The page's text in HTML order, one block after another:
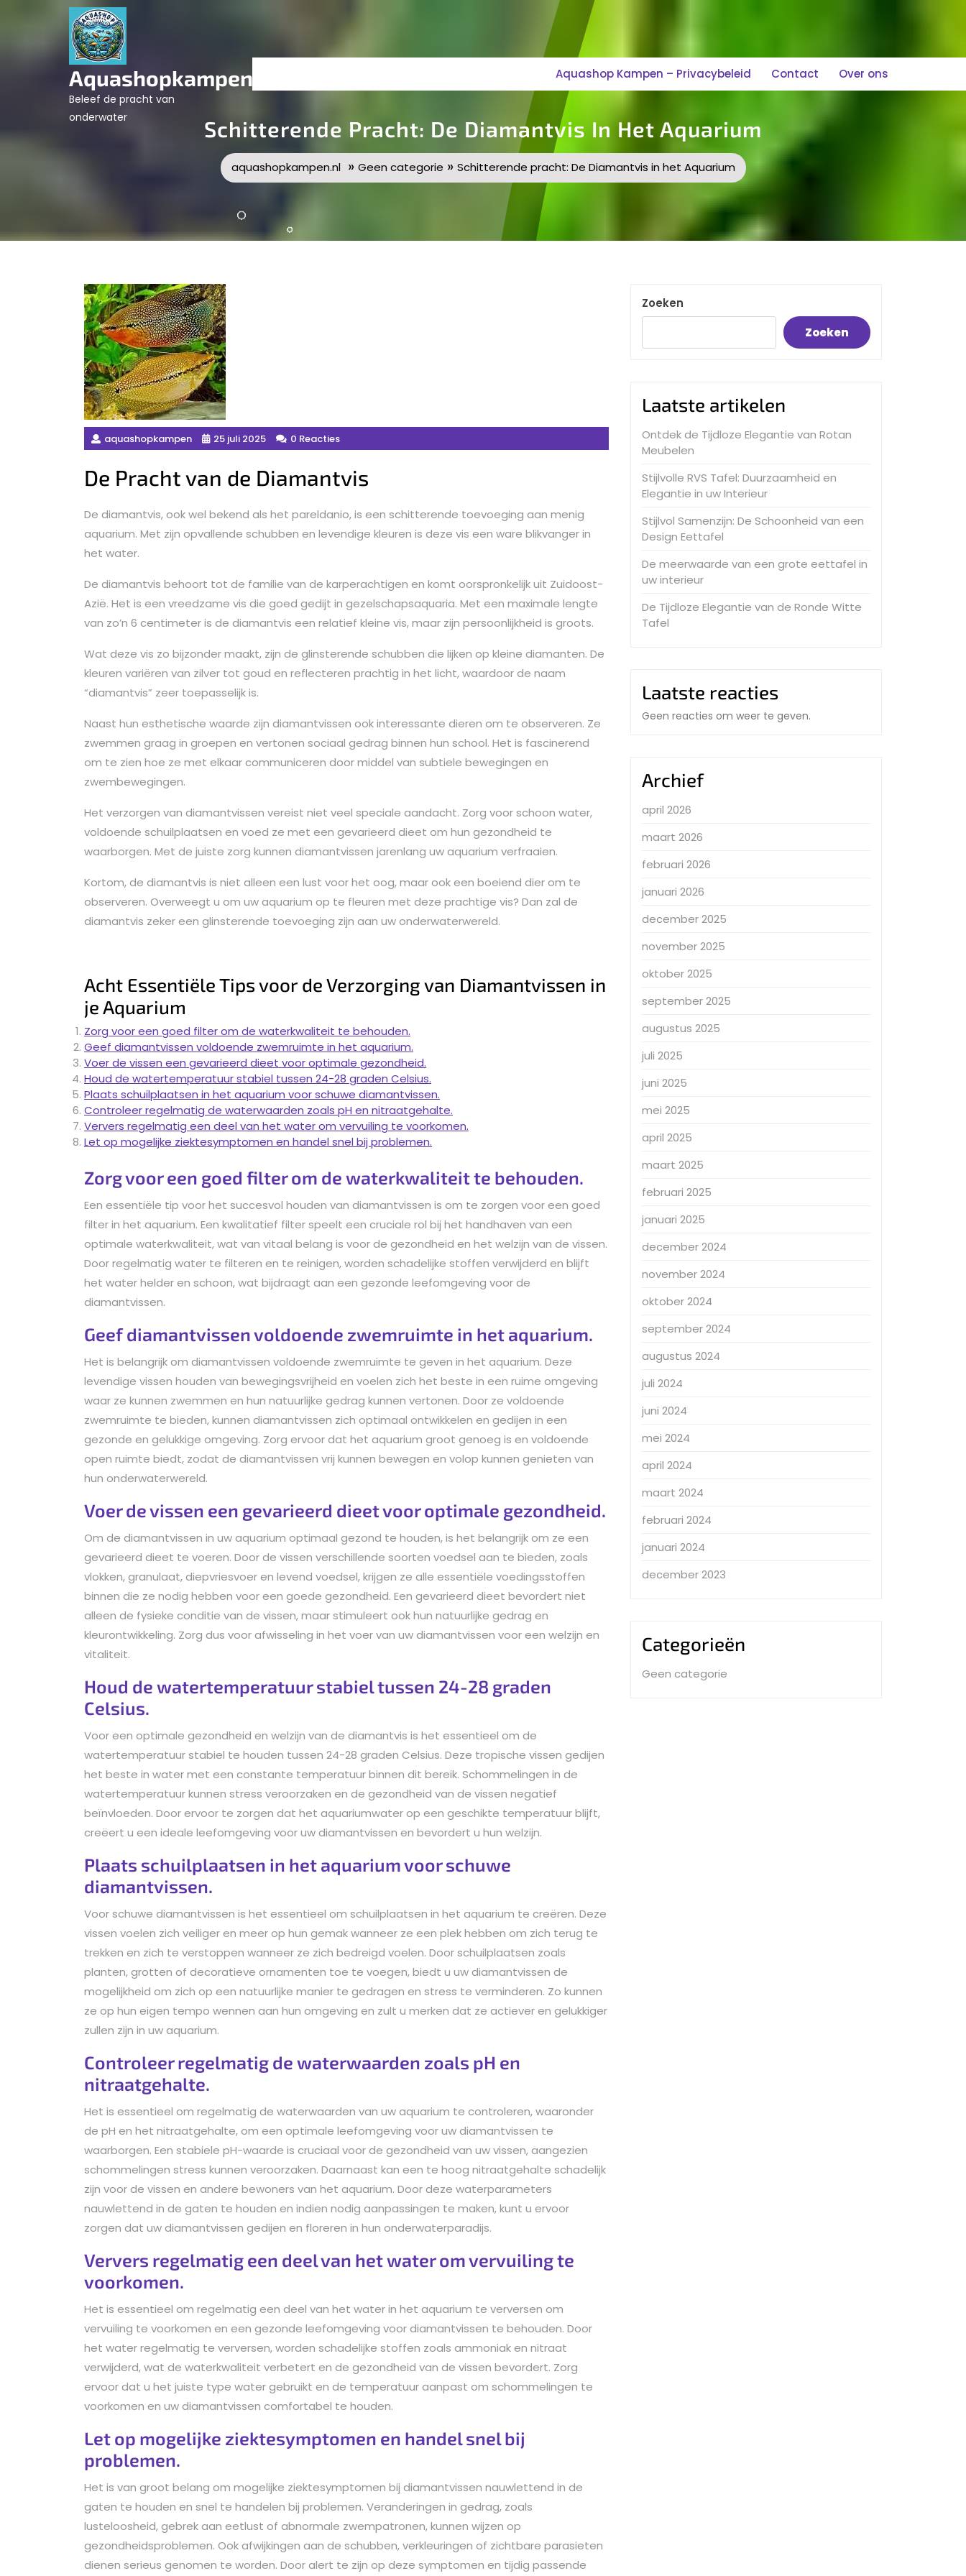
Aquashopkampen.nl
Beleef de pracht van
onderwater
Aquashop Kampen – Privacybeleid Contact Over ons
Schitterende Pracht: De Diamantvis In Het Aquarium
aquashopkampen.nl» Geen categorie » Schitterende pracht: De Diamantvis in het Aquarium
aquashopkampen 25 juli 2025 0 Reacties
De Pracht van de Diamantvis
De diamantvis, ook wel bekend als het pareldanio, is een schitterende toevoeging aan menig
aquarium. Met zijn opvallende schubben en levendige kleuren is deze vis een ware blikvanger in
het water.
De diamantvis behoort tot de familie van de karperachtigen en komt oorspronkelijk uit Zuidoost-
Azië. Het is een vreedzame vis die goed gedijt in gezelschapsaquaria. Met een maximale lengte
van zo’n 6 centimeter is de diamantvis een relatief kleine vis, maar zijn persoonlijkheid is groots.
Wat deze vis zo bijzonder maakt, zijn de glinsterende schubben die lijken op kleine diamanten. De
kleuren variëren van zilver tot goud en reflecteren prachtig in het licht, waardoor de naam
“diamantvis” zeer toepasselijk is.
Naast hun esthetische waarde zijn diamantvissen ook interessante dieren om te observeren. Ze
zwemmen graag in groepen en vertonen sociaal gedrag binnen hun school. Het is fascinerend
om te zien hoe ze met elkaar communiceren door middel van subtiele bewegingen en
zwembewegingen.
Het verzorgen van diamantvissen vereist niet veel speciale aandacht. Zorg voor schoon water,
voldoende schuilplaatsen en voed ze met een gevarieerd dieet om hun gezondheid te
waarborgen. Met de juiste zorg kunnen diamantvissen jarenlang uw aquarium verfraaien.
Kortom, de diamantvis is niet alleen een lust voor het oog, maar ook een boeiend dier om te
observeren. Overweegt u om uw aquarium op te fleuren met deze prachtige vis? Dan zal de
diamantvis zeker een glinsterende toevoeging zijn aan uw onderwaterwereld.
Acht Essentiële Tips voor de Verzorging van Diamantvissen in
je Aquarium
Zorg voor een goed filter om de waterkwaliteit te behouden.
Geef diamantvissen voldoende zwemruimte in het aquarium.
Voer de vissen een gevarieerd dieet voor optimale gezondheid.
Houd de watertemperatuur stabiel tussen 24-28 graden Celsius.
Plaats schuilplaatsen in het aquarium voor schuwe diamantvissen.
Controleer regelmatig de waterwaarden zoals pH en nitraatgehalte.
Ververs regelmatig een deel van het water om vervuiling te voorkomen.
Let op mogelijke ziektesymptomen en handel snel bij problemen.
Zorg voor een goed filter om de waterkwaliteit te behouden.
Een essentiële tip voor het succesvol houden van diamantvissen is om te zorgen voor een goed
filter in het aquarium. Een kwalitatief filter speelt een cruciale rol bij het handhaven van een
optimale waterkwaliteit, wat van vitaal belang is voor de gezondheid en het welzijn van de vissen.
Door regelmatig water te filteren en te reinigen, worden schadelijke stoffen verwijderd en blijft
het water helder en schoon, wat bijdraagt aan een gezonde leefomgeving voor de
diamantvissen.
Geef diamantvissen voldoende zwemruimte in het aquarium.
Het is belangrijk om diamantvissen voldoende zwemruimte te geven in het aquarium. Deze
levendige vissen houden van bewegingsvrijheid en voelen zich het beste in een ruime omgeving
waar ze kunnen zwemmen en hun natuurlijke gedrag kunnen vertonen. Door ze voldoende
zwemruimte te bieden, kunnen diamantvissen zich optimaal ontwikkelen en gedijen in een
gezonde en gelukkige omgeving. Zorg ervoor dat het aquarium groot genoeg is en voldoende
open ruimte biedt, zodat de diamantvissen vrij kunnen bewegen en volop kunnen genieten van
hun onderwaterwereld.
Voer de vissen een gevarieerd dieet voor optimale gezondheid.
Om de diamantvissen in uw aquarium optimaal gezond te houden, is het belangrijk om ze een
gevarieerd dieet te voeren. Door de vissen verschillende soorten voedsel aan te bieden, zoals
vlokken, granulaat, diepvriesvoer en levend voedsel, krijgen ze alle essentiële voedingsstoffen
binnen die ze nodig hebben voor een goede gezondheid. Een gevarieerd dieet bevordert niet
alleen de fysieke conditie van de vissen, maar stimuleert ook hun natuurlijke gedrag en
kleurontwikkeling. Zorg dus voor afwisseling in het voer van uw diamantvissen voor een welzijn en
vitaliteit.
Houd de watertemperatuur stabiel tussen 24-28 graden
Celsius.
Voor een optimale gezondheid en welzijn van de diamantvis is het essentieel om de
watertemperatuur stabiel te houden tussen 24-28 graden Celsius. Deze tropische vissen gedijen
het beste in water met een constante temperatuur binnen dit bereik. Schommelingen in de
watertemperatuur kunnen stress veroorzaken en de gezondheid van de vissen negatief
beïnvloeden. Door ervoor te zorgen dat het aquariumwater op een geschikte temperatuur blijft,
creëert u een ideale leefomgeving voor uw diamantvissen en bevordert u hun welzijn.
Plaats schuilplaatsen in het aquarium voor schuwe
diamantvissen.
Voor schuwe diamantvissen is het essentieel om schuilplaatsen in het aquarium te creëren. Deze
vissen voelen zich veiliger en meer op hun gemak wanneer ze een plek hebben om zich terug te
trekken en zich te verstoppen wanneer ze zich bedreigd voelen. Door schuilplaatsen zoals
planten, grotten of decoratieve ornamenten toe te voegen, biedt u uw diamantvissen de
mogelijkheid om zich op een natuurlijke manier te gedragen en stress te verminderen. Zo kunnen
ze op hun eigen tempo wennen aan hun omgeving en zult u merken dat ze actiever en gelukkiger
zullen zijn in uw aquarium.
Controleer regelmatig de waterwaarden zoals pH en
nitraatgehalte.
Het is essentieel om regelmatig de waterwaarden van uw aquarium te controleren, waaronder
de pH en het nitraatgehalte, om een optimale leefomgeving voor uw diamantvissen te
waarborgen. Een stabiele pH-waarde is cruciaal voor de gezondheid van uw vissen, aangezien
schommelingen stress kunnen veroorzaken. Daarnaast kan een te hoog nitraatgehalte schadelijk
zijn voor de vissen en andere bewoners van het aquarium. Door deze waterparameters
nauwlettend in de gaten te houden en indien nodig aanpassingen te maken, kunt u ervoor
zorgen dat uw diamantvissen gedijen en floreren in hun onderwaterparadijs.
Ververs regelmatig een deel van het water om vervuiling te
voorkomen.
Het is essentieel om regelmatig een deel van het water in het aquarium te verversen om
vervuiling te voorkomen en een gezonde leefomgeving voor diamantvissen te behouden. Door
het water regelmatig te verversen, worden schadelijke stoffen zoals ammoniak en nitraat
verwijderd, wat de waterkwaliteit verbetert en de gezondheid van de vissen bevordert. Zorg
ervoor dat u het juiste type water gebruikt en de temperatuur aanpast om schommelingen te
voorkomen en uw diamantvissen comfortabel te houden.
Let op mogelijke ziektesymptomen en handel snel bij
problemen.
Het is van groot belang om mogelijke ziektesymptomen bij diamantvissen nauwlettend in de
gaten te houden en snel te handelen bij problemen. Veranderingen in gedrag, zoals
lusteloosheid, gebrek aan eetlust of abnormale zwempatronen, kunnen wijzen op
gezondheidsproblemen. Ook afwijkingen aan de schubben, verkleuringen of zichtbare parasieten
dienen serieus genomen te worden. Door alert te zijn op deze symptomen en tijdig passende
Zoeken
Zoeken
Laatste artikelen
Ontdek de Tijdloze Elegantie van Rotan
Meubelen
Stijlvolle RVS Tafel: Duurzaamheid en
Elegantie in uw Interieur
Stijlvol Samenzijn: De Schoonheid van een
Design Eettafel
De meerwaarde van een grote eettafel in
uw interieur
De Tijdloze Elegantie van de Ronde Witte
Tafel
Laatste reacties
Geen reacties om weer te geven.
Archief
april 2026
maart 2026
februari 2026
januari 2026
december 2025
november 2025
oktober 2025
september 2025
augustus 2025
juli 2025
juni 2025
mei 2025
april 2025
maart 2025
februari 2025
januari 2025
december 2024
november 2024
oktober 2024
september 2024
augustus 2024
juli 2024
juni 2024
mei 2024
april 2024
maart 2024
februari 2024
januari 2024
december 2023
Categorieën
Geen categorie